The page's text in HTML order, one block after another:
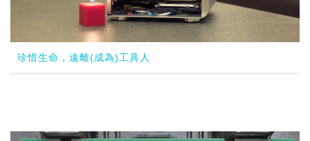
珍惜生命，遠離(成為)工具人